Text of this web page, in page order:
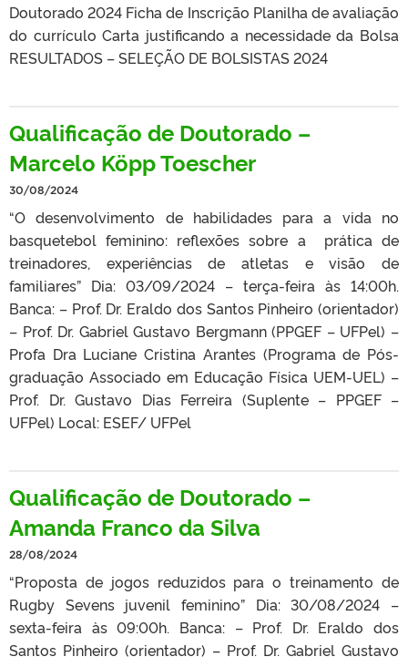
Doutorado 2024 Ficha de Inscrição Planilha de avaliação
do currículo Carta justificando a necessidade da Bolsa
RESULTADOS – SELEÇÃO DE BOLSISTAS 2024
Qualificação de Doutorado –
Marcelo Köpp Toescher
30/08/2024
“O desenvolvimento de habilidades para a vida no
basquetebol feminino: reflexões sobre a prática de
treinadores, experiências de atletas e visão de
familiares” Dia: 03/09/2024 – terça-feira às 14:00h.
Banca: – Prof. Dr. Eraldo dos Santos Pinheiro (orientador)
– Prof. Dr. Gabriel Gustavo Bergmann (PPGEF – UFPel) –
Profa Dra Luciane Cristina Arantes (Programa de Pós-
graduação Associado em Educação Física UEM-UEL) –
Prof. Dr. Gustavo Dias Ferreira (Suplente – PPGEF –
UFPel) Local: ESEF/ UFPel
Qualificação de Doutorado –
Amanda Franco da Silva
28/08/2024
“Proposta de jogos reduzidos para o treinamento de
Rugby Sevens juvenil feminino” Dia: 30/08/2024 –
sexta-feira às 09:00h. Banca: – Prof. Dr. Eraldo dos
Santos Pinheiro (orientador) – Prof. Dr. Gabriel Gustavo